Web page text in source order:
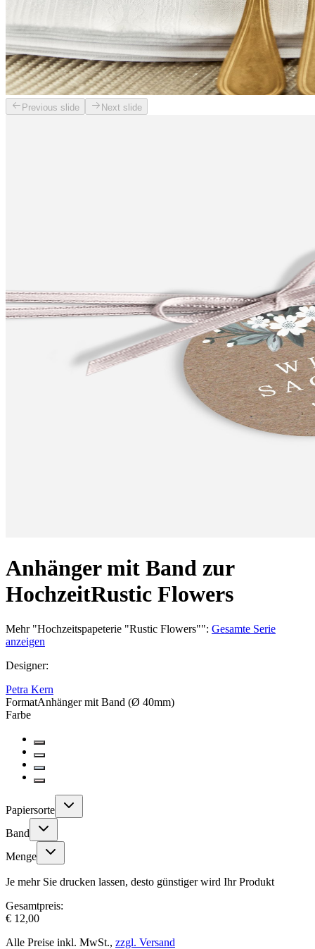
Previous slide Next slide
Anhänger mit Band zur
HochzeitRustic Flowers
Mehr"Hochzeitspapeterie "Rustic Flowers"": Gesamte Serie
anzeigen
Designer:
Petra Kern
FormatAnhänger mit Band (Ø 40mm)
Farbe
Papiersorte
Band
Menge
Je mehr Sie drucken lassen, desto günstiger wird Ihr Produkt
Gesamtpreis:
€ 12,00
Alle Preise inkl. MwSt., zzgl. Versand